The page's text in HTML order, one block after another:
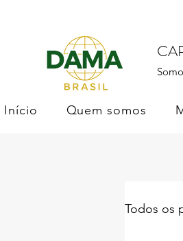
Início Quem somos
Todos os